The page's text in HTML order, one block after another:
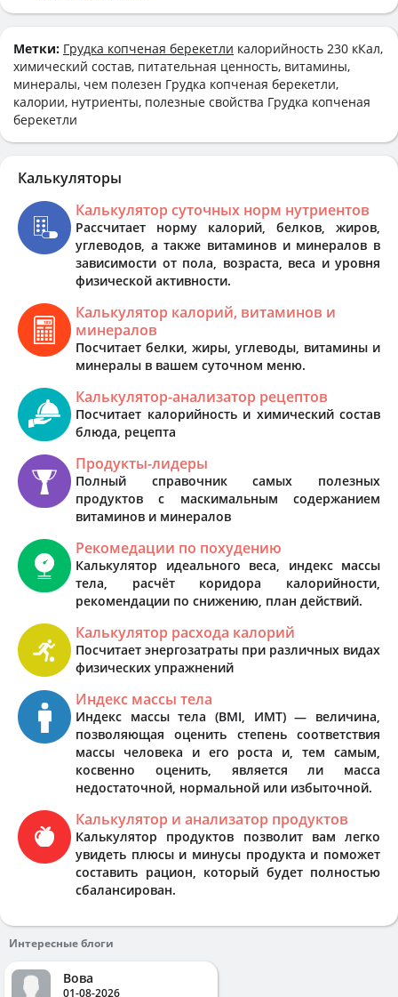
Метки: Грудка копченая берекетли калорийность 230 кКал,
химический состав, питательная ценность, витамины,
минералы, чем полезен Грудка копченая берекетли,
калории, нутриенты, полезные свойства Грудка копченая
берекетли
Калькуляторы
Калькулятор суточных норм нутриентов
Рассчитает норму калорий, белков, жиров,
углеводов, а также витаминов и минералов в
зависимости от пола, возраста, веса и уровня
физической активности.
Калькулятор калорий, витаминов и
минералов
Посчитает белки, жиры, углеводы, витамины и
минералы в вашем суточном меню.
Калькулятор-анализатор рецептов
Посчитает калорийность и химический состав
блюда, рецепта
Продукты-лидеры
Полный справочник самых полезных
продуктов с маскимальным содержанием
витаминов и минералов
Рекомедации по похудению
Калькулятор идеального веса, индекс массы
тела, расчёт коридора калорийности,
рекомендации по снижению, план действий.
Калькулятор расхода калорий
Посчитает энергозатраты при различных видах
физических упражнений
Индекс массы тела
Индекс массы тела (BMI, ИМТ) — величина,
позволяющая оценить степень соответствия
массы человека и его роста и, тем самым,
косвенно оценить, является ли масса
недостаточной, нормальной или избыточной.
Калькулятор и анализатор продуктов
Калькулятор продуктов позволит вам легко
увидеть плюсы и минусы продукта и поможет
составить рацион, который будет полностью
сбалансирован.
Интересные блоги
Вова
01-08-2026